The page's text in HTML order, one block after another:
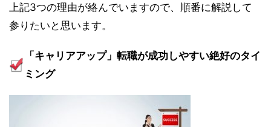
上記3つの理由が絡んでいますので、順番に解説して
参りたいと思います。
「キャリアアップ」転職が成功しやすい絶好のタイ
ミング